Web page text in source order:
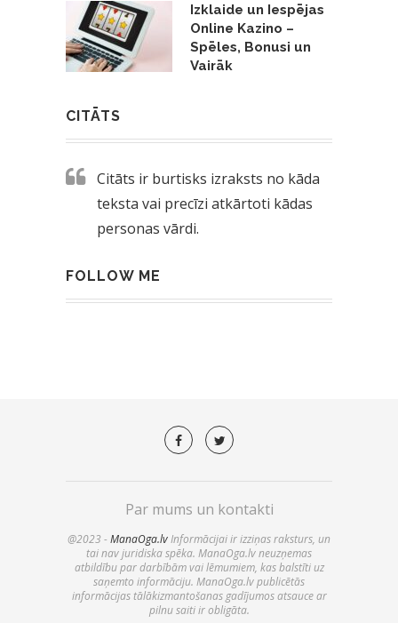
Izklaide un Iespējas
Online Kazino –
Spēles, Bonusi un
Vairāk
CITĀTS
Citāts ir burtisks izraksts no kāda
teksta vai precīzi atkārtoti kādas
personas vārdi.
FOLLOW ME
Par mums un kontakti
@2023 - ManaOga.lvInformācijai ir izziņas raksturs, un
tai nav juridiska spēka. ManaOga.lv neuzņemas
atbildību par darbībām vai lēmumiem, kas balstīti uz
saņemto informāciju. ManaOga.lv publicētās
informācijas tālākizmantošanas gadījumos atsauce ar
pilnu saiti ir obligāta.